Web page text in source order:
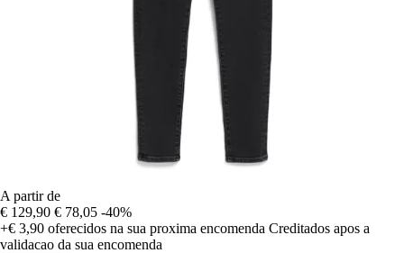
A partir de
€ 129,90 € 78,05 -40%
+€ 3,90 oferecidos na sua proxima encomenda Creditados apos a
validacao da sua encomenda